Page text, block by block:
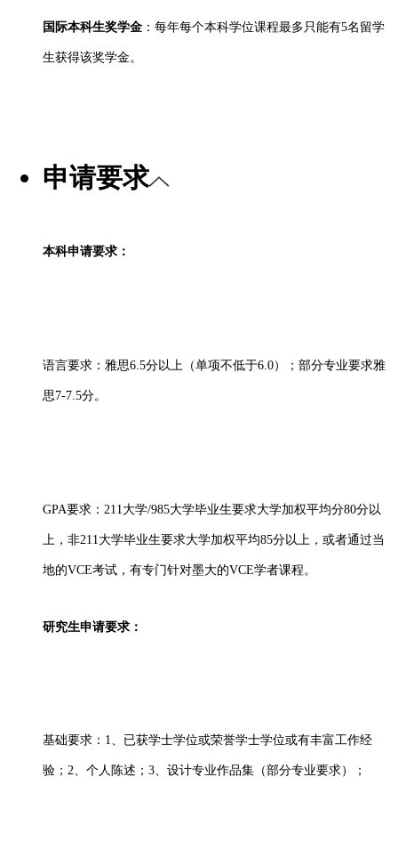
国际本科生奖学金 ：每年每个本科学位课程最多只能有5名留学
生获得该奖学金。
申请要求
本科申请要求：
语言要求：雅思6.5分以上（单项不低于6.0）；部分专业要求雅
思7-7.5分。
GPA要求：211大学/985大学毕业生要求大学加权平均分80分以
上，非211大学毕业生要求大学加权平均85分以上，或者通过当
地的VCE考试，有专门针对墨大的VCE学者课程。
研究生申请要求：
基础要求： 1、已获学士学位或荣誉学士学位或有丰富工作经
验；2、个人陈述；3、设计专业作品集（部分专业要求）；